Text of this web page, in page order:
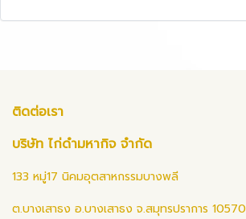
ติดต่อเรา
บริษัท ไก่ดำมหากิจ จำกัด
133 หมู่17 นิคมอุตสาหกรรมบางพลี
ต.บางเสาธง อ.บางเสาธง จ.สมุทรปราการ 10570